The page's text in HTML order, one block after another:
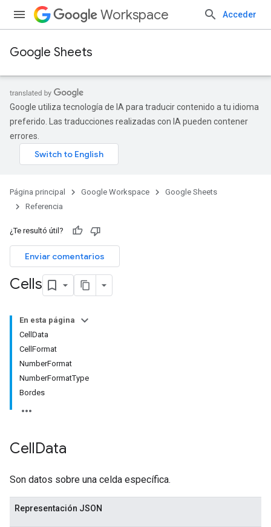
Workspace Acceder
Google Sheets
Google utiliza tecnología de IA para traducir contenido a tu idioma
preferido. Las traducciones realizadas con IA pueden contener
errores.
Página principal Google Workspace
Google Sheets
Referencia
¿Te resultó útil?
Enviar comentarios
Cells
En esta página
CellData
CellFormat
NumberFormat
NumberFormatType
Bordes
CellData
Son datos sobre una celda específica.
Representación JSON